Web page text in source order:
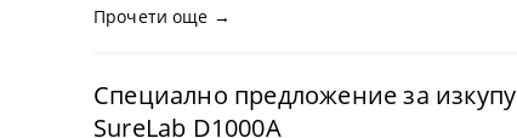
Прочети още →
Специално предложение за
SureLab D1000A